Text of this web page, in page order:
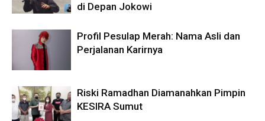
di Depan Jokowi
Profil Pesulap Merah: Nama Asli dan
Perjalanan Karirnya
Riski Ramadhan Diamanahkan Pimpin
KESIRA Sumut